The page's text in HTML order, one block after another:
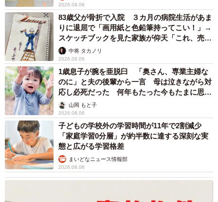
2026.08.06
83歳父が骨折で入院 ３カ月の病院生活があま
りに退屈で「画用紙と色鉛筆持ってこい！」→
スケッチブックを見た家族が仰天「これ、売れ
ますよ…」
中将 タカノリ
2026.08.06
1歳息子が腕を亜脱臼 「奥さん、専業主婦な
のに」と夫の後輩から一言 母は泣きながら対
応し必死だった 何年もたった今もたまに思い
出し…山岡 もと子
2026.08.06
子どもの学校外の学習時間が11年で2割減少
「家庭学習0分層」が約半数に達する深刻な実
態と広がる学習格差
まいどなニュース情報部
2026.08.06